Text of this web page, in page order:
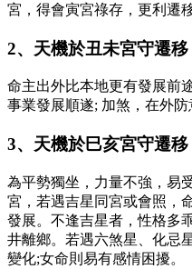
宮，得會寅宮祿存，更利遷移
2、天機於丑未宮守遷移
命主出外比本地更有發展前
事業發展順遂; 加煞，在外防
3、天機於巳亥宮守遷移
為平勢獨坐，力量不強，易
宮，若遇吉星同宮或會照，
發展。不逢吉星者，性格多
井離鄉。若遇六煞星、化忌
變化;女命則易有感情困擾。